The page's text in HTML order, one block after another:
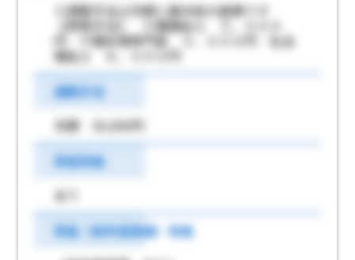
※調整手当は月額と基本給の差額です
【資格手当】 介護福祉士 ５，０００
円 介護支援専門員 ５，０００円 社会
福祉士 ６，０００円
通勤手当
月額 50,000円
昇給有無
あり
昇給（前年度実績）有無